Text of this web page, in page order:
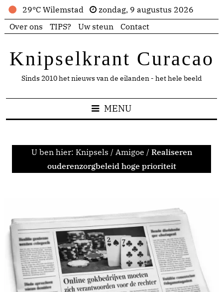
29°C Wilemstad
zondag, 9 augustus 2026
Over ons
TIPS? Uw steun Contact
Knipselkrant Curacao
Sinds 2010 het nieuws van de eilanden - het hele beeld
MENU
U ben hier: Knipsels / Amigoe / Realiseren
ouderenzorgbeleid hoge prioriteit